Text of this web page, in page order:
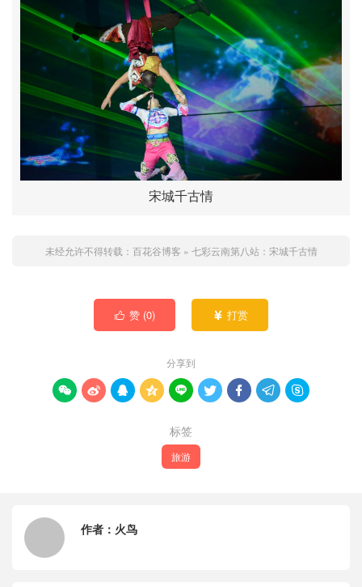
宋城千古情
未经允许不得转载： 百花谷博客 » 七彩云南第八站：宋城千古情
 赞 (0)  打赏
分享到
        
标签
旅游
作者： 火鸟